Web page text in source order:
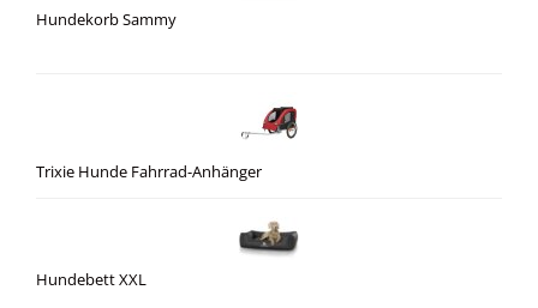
Hundekorb Sammy
Trixie Hunde Fahrrad-Anhänger
Hundebett XXL